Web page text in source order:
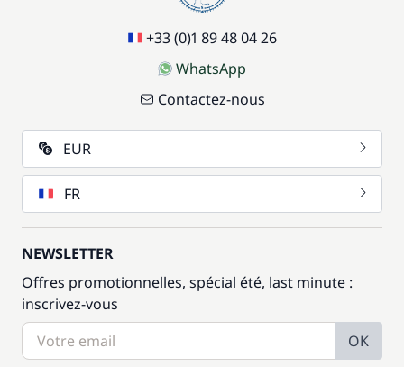
+33 (0)1 89 48 04 26
WhatsApp
Contactez-nous
EUR
FR
NEWSLETTER
Offres promotionnelles, spécial été, last minute :
inscrivez-vous
OK